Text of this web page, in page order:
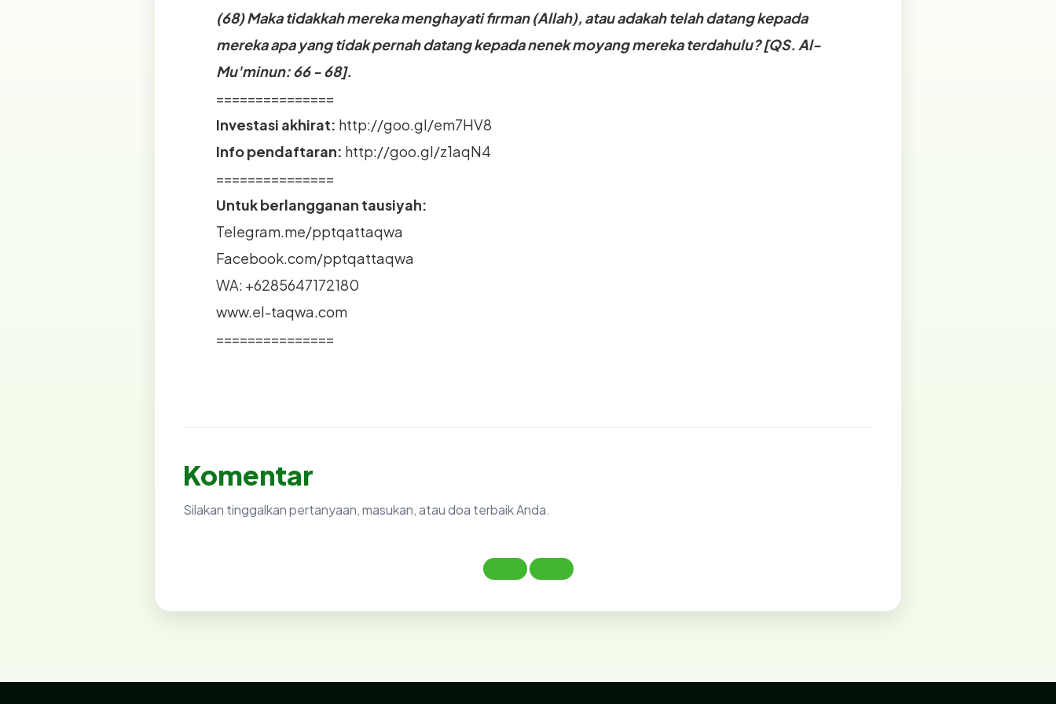
(68) Maka tidakkah mereka menghayati firman (Allah), atau adakah telah datang kepada
mereka apa yang tidak pernah datang kepada nenek moyang mereka terdahulu? [QS. Al-
Mu'minun: 66 - 68].
===============
Investasi akhirat: http://goo.gl/em7HV8
Info pendaftaran: http://goo.gl/z1aqN4
===============
Untuk berlangganan tausiyah:
Telegram.me/pptqattaqwa
Facebook.com/pptqattaqwa
WA: +6285647172180
www.el-taqwa.com
===============
Komentar
Silakan tinggalkan pertanyaan, masukan, atau doa terbaik Anda.